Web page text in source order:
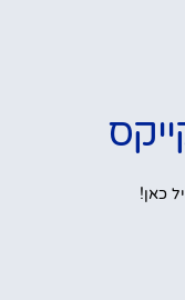
כאן!